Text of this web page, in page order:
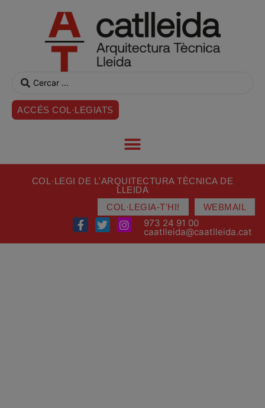
ACCÉS COL·LEGIATS
COL·LEGI DE L'ARQUITECTURA TÈCNICA DE
LLEIDA
COL·LEGIA-T'HI!
WEBMAIL
973 24 91 00
caatlleida@caatlleida.cat